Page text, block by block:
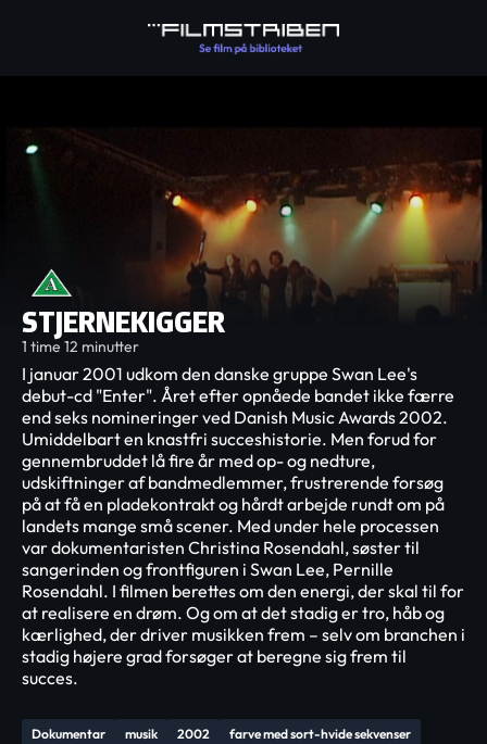
STJERNEKIGGER
1 time 12 minutter
Dokumentar musik 2002 farve med sort-hvide sekvenser
I januar 2001 udkom den danske gruppe Swan Lee's
debut-cd "Enter". Året efter opnåede bandet ikke færre
end seks nomineringer ved Danish Music Awards 2002.
Umiddelbart en knastfri succeshistorie. Men forud for
gennembruddet lå fire år med op- og nedture,
udskiftninger af bandmedlemmer, frustrerende forsøg
på at få en pladekontrakt og hårdt arbejde rundt om på
landets mange små scener. Med under hele processen
var dokumentaristen Christina Rosendahl, søster til
sangerinden og frontfiguren i Swan Lee, Pernille
Rosendahl. I filmen berettes om den energi, der skal til for
at realisere en drøm. Og om at det stadig er tro, håb og
kærlighed, der driver musikken frem – selv om branchen i
stadig højere grad forsøger at beregne sig frem til
succes.